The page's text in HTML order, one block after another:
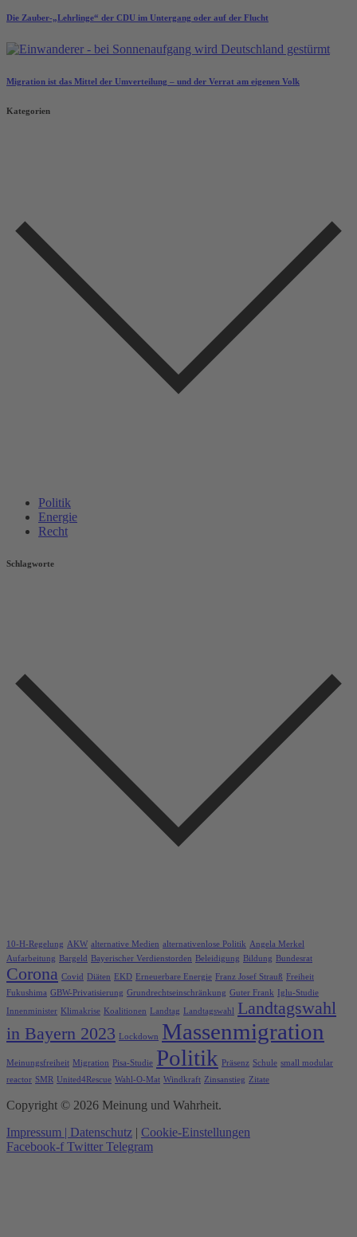
Die Zauber-„Lehrlinge“ der CDU im Untergang oder auf der Flucht
Migration ist das Mittel der Umverteilung – und der Verrat am eigenen Volk
Kategorien
Politik
Energie
Recht
Schlagworte
10-H-Regelung AKW alternative Medien alternativenlose Politik Angela Merkel
Aufarbeitung
Bargeld Bayerischer Verdienstorden Beleidigung Bildung Bundesrat
Corona Covid Diäten EKD Erneuerbare Energie Franz Josef Strauß
Freiheit
Fukushima GBW-Privatisierung Grundrechtseinschränkung Guter Frank Iglu-Studie
Innenminister Klimakrise Koalitionen Landtag Landtagswahl
Landtagswahl
in Bayern 2023
Lockdown Massenmigration
Meinungsfreiheit Migration Pisa-Studie Politik Präsenz Schule small modular
reactor SMR United4Rescue Wahl-O-Mat Windkraft Zinsanstieg Zitate
Copyright © 2026 Meinung und Wahrheit.
Impressum | Datenschutz | Cookie-Einstellungen
Facebook-f Twitter Telegram